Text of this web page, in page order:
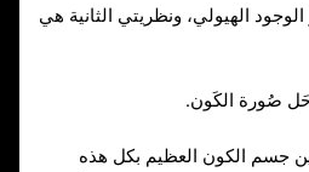
الهيولي، ونظريتي الثانية هي
صُورة الكَون.
جسم الكون العظيم بكل هذه